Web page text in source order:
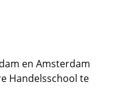
en Amsterdam
Handelsschool te